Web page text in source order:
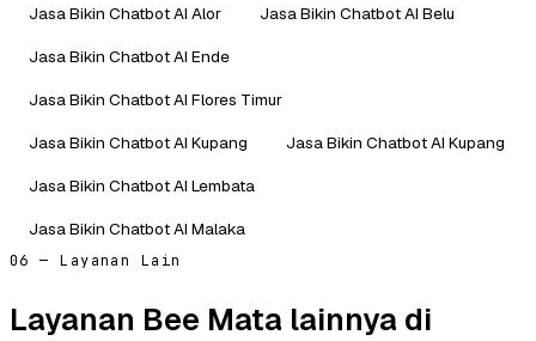
Jasa Bikin Chatbot AI Alor
Jasa Bikin Chatbot AI Belu
Jasa Bikin Chatbot AI Ende
Jasa Bikin Chatbot AI Flores Timur
Jasa Bikin Chatbot AI Kupang
Jasa Bikin Chatbot AI Kupang
Jasa Bikin Chatbot AI Lembata
Jasa Bikin Chatbot AI Malaka
06 — Layanan Lain
Layanan Bee Mata lainnya di